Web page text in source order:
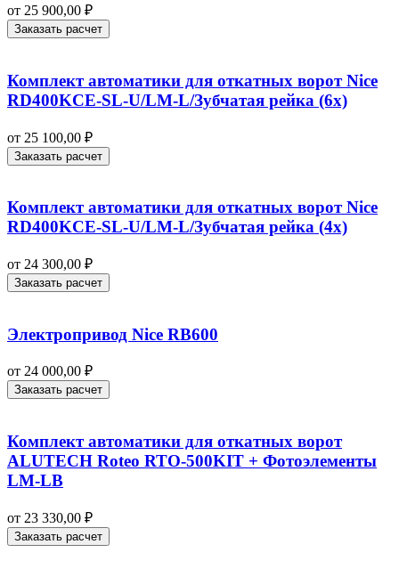
от 25 900,00 ₽
Заказать расчет
Комплект автоматики для откатных ворот Nice
RD400KCE-SL-U/LM-L/Зубчатая рейка (6x)
от 25 100,00 ₽
Заказать расчет
Комплект автоматики для откатных ворот Nice
RD400KCE-SL-U/LM-L/Зубчатая рейка (4x)
от 24 300,00 ₽
Заказать расчет
Электропривод Nice RB600
от 24 000,00 ₽
Заказать расчет
Комплект автоматики для откатных ворот
ALUTECH Roteo RTO-500KIT + Фотоэлементы
LM-LB
от 23 330,00 ₽
Заказать расчет